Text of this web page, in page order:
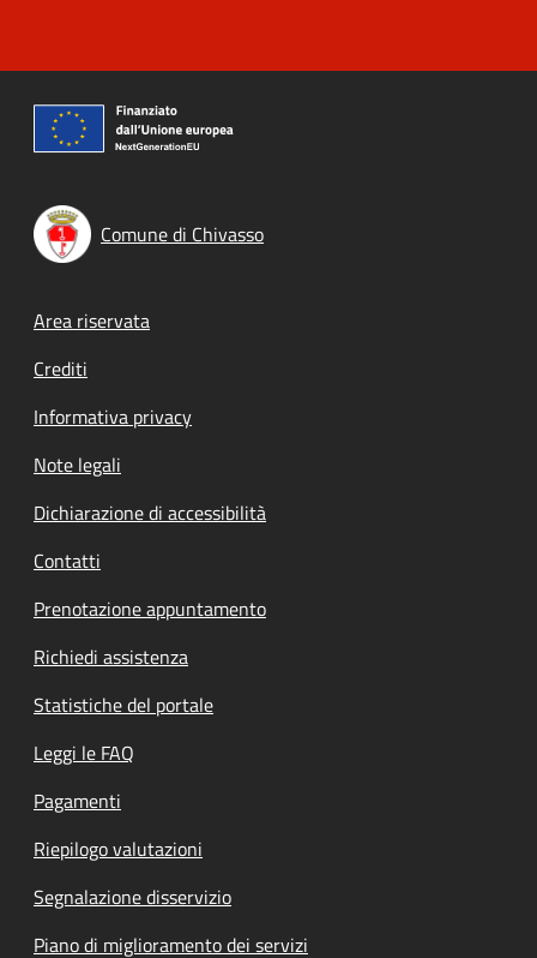
Comune di Chivasso
Footer menu
Area riservata
Crediti
Informativa privacy
Note legali
Dichiarazione di accessibilità
Contatti
Prenotazione appuntamento
Richiedi assistenza
Statistiche del portale
Leggi le FAQ
Pagamenti
Riepilogo valutazioni
Segnalazione disservizio
Piano di miglioramento dei servizi